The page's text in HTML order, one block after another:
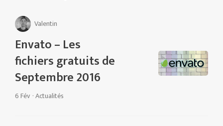
Valentin
Envato – Les
fichiers gratuits de
Septembre 2016
6 Fév ·Actualités